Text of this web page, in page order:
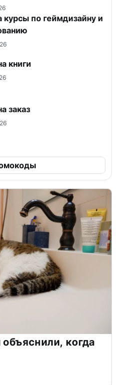
курсы по геймдизайну и
книги
заказ
когда